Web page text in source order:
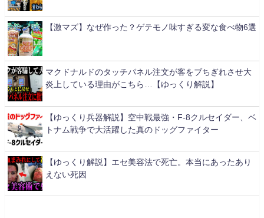
【激マズ】なぜ作った？ゲテモノ味すぎる変な食べ物6選
マクドナルドのタッチパネル注文が客をブちぎれさせ大
炎上している理由がこちら…【ゆっくり解説】
【ゆっくり兵器解説】空中戦最強・F-8クルセイダー、ベ
トナム戦争で大活躍した真のドッグファイター
【ゆっくり解説】エセ美容法で死亡。本当にあったあり
えない死因